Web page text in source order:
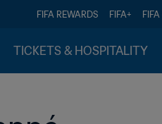
FIFA REWARDS FIFA+ FIFA
TICKETS & HOSPITALITY